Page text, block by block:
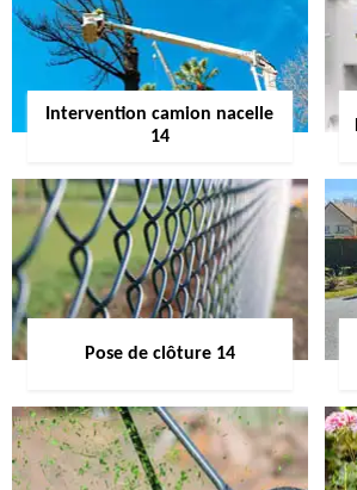
Intervention camion nacelle
14
Pose de clôture 14